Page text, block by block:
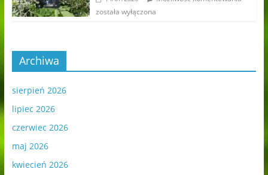
została wyłączona
Archiwa
sierpień 2026
lipiec 2026
czerwiec 2026
maj 2026
kwiecień 2026